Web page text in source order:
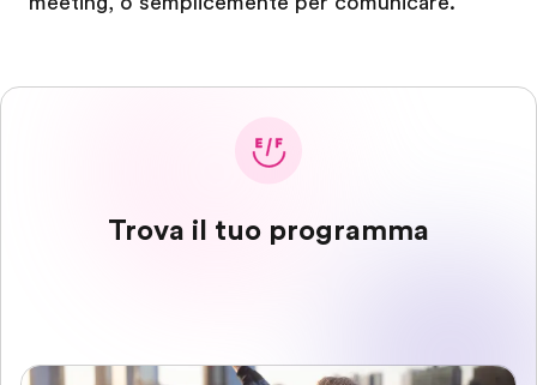
Trova il tuo programma